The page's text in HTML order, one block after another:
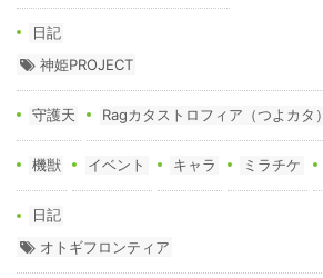
日記
神姫PROJECT
守護天 Ragカタストロフィア（つよカタ）
機獣 イベント キャラ ミラチケ
日記
オトギフロンティア